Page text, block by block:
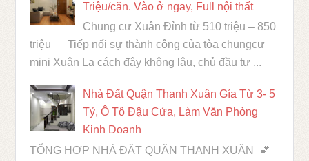
Triệu/căn. Vào ở ngay, Full nội thất
Chung cư Xuân Đỉnh từ 510 triệu – 850
triệu Tiếp nối sự thành công của tòa chungcư
mini Xuân La cách đây không lâu, chủ đầu tư ...
Nhà Đất Quận Thanh Xuân Gía Từ 3- 5
Tỷ, Ô Tô Đậu Cửa, Làm Văn Phòng
Kinh Doanh
TỔNG HỢP NHÀ ĐẤT QUẬN THANH XUÂN 💕